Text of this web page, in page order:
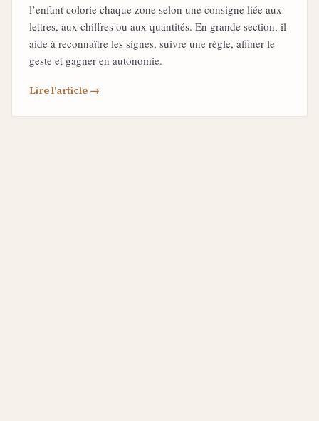
l’enfant colorie chaque zone selon une consigne liée aux
lettres, aux chiffres ou aux quantités. En grande section, il
aide à reconnaître les signes, suivre une règle, affiner le
geste et gagner en autonomie.
Lire l'article →